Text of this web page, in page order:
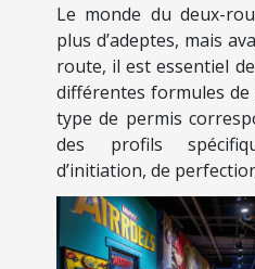
Le monde du deux-
plus d’adeptes, mais
route, il est essentiel
différentes formules de
type de permis
des profils
d’initiation, de